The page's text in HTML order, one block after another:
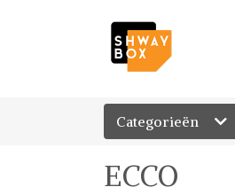
Categorieën
ECCO